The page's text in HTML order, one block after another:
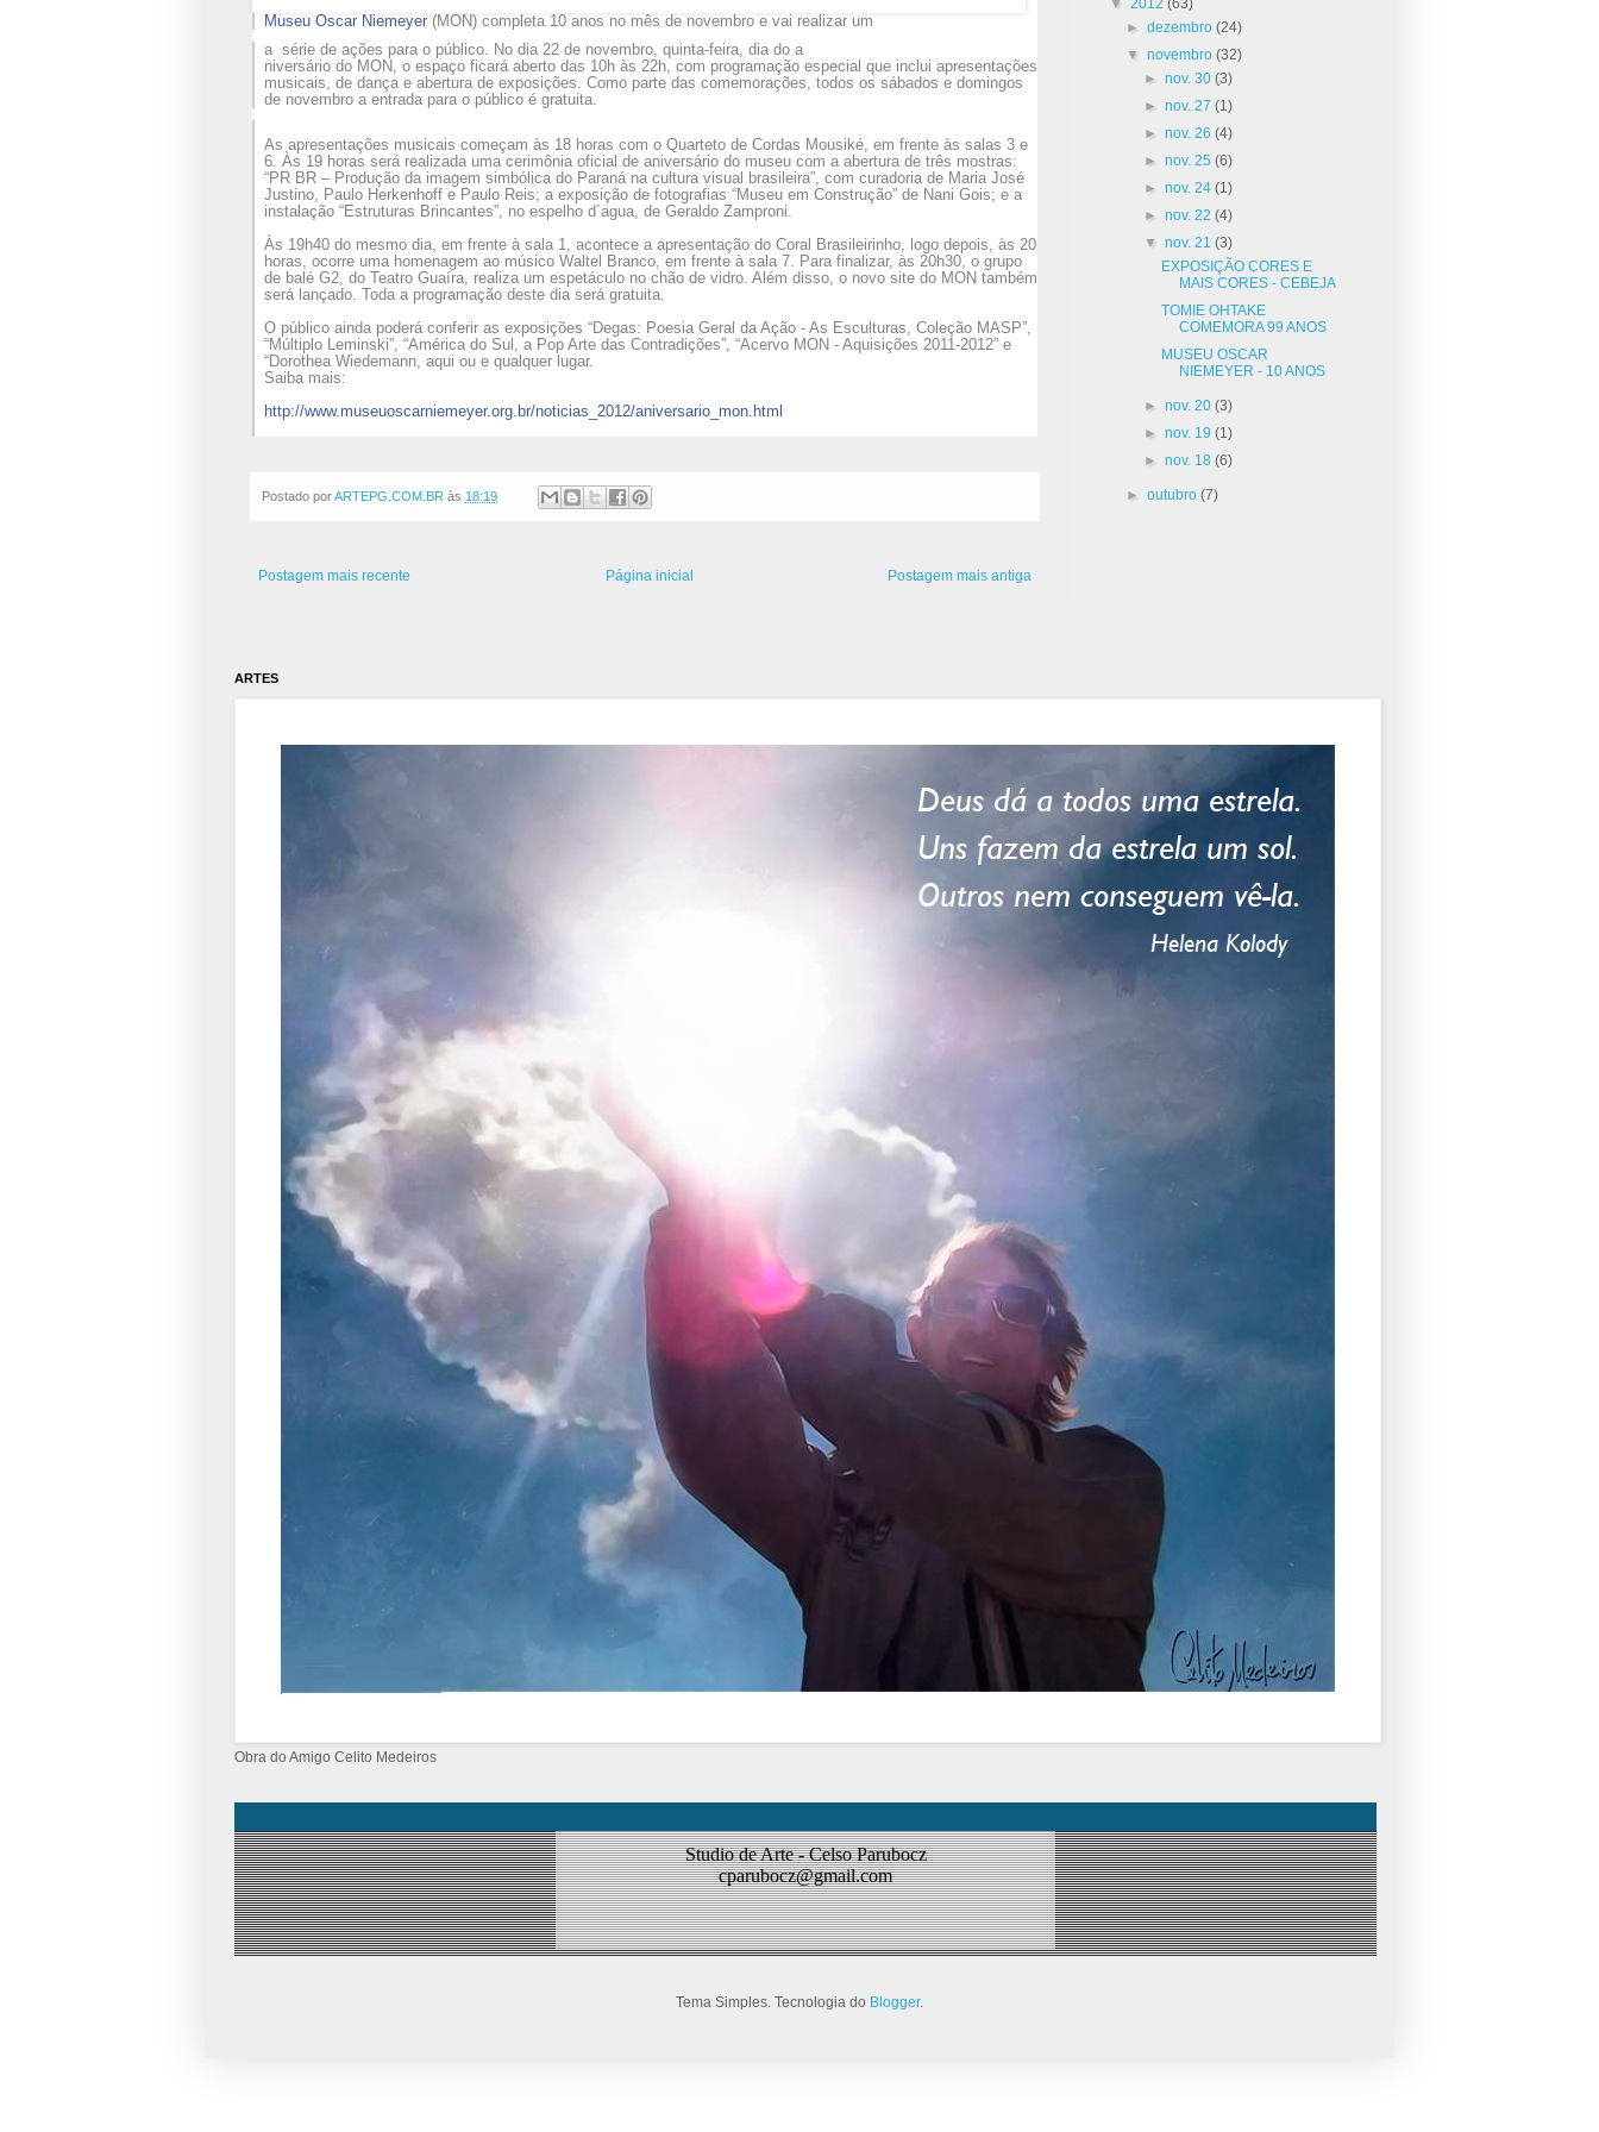
Museu Oscar Niemeyer (MON) completa 10 anos no mês de novembro e vai realizar um
a série de ações para o público. No dia 22 de novembro, quinta-feira, dia do a
niversário do MON, o espaço ficará aberto das 10h às 22h, com programação especial que inclui apresentações
musicais, de dança e abertura de exposições. Como parte das comemorações, todos os sábados e domingos
de novembro a entrada para o público é gratuita.
As apresentações musicais começam às 18 horas com o Quarteto de Cordas Mousiké, em frente às salas 3 e
6. Às 19 horas será realizada uma cerimônia oficial de aniversário do museu com a abertura de três mostras:
“PR BR – Produção da imagem simbólica do Paraná na cultura visual brasileira”, com curadoria de Maria José
Justino, Paulo Herkenhoff e Paulo Reis; a exposição de fotografias “Museu em Construção” de Nani Gois; e a
instalação “Estruturas Brincantes”, no espelho d´agua, de Geraldo Zamproni.
Às 19h40 do mesmo dia, em frente à sala 1, acontece a apresentação do Coral Brasileirinho, logo depois, às 20
horas, ocorre uma homenagem ao músico Waltel Branco, em frente à sala 7. Para finalizar, às 20h30, o grupo
de balé G2, do Teatro Guaíra, realiza um espetáculo no chão de vidro. Além disso, o novo site do MON também
será lançado. Toda a programação deste dia será gratuita.
O público ainda poderá conferir as exposições “Degas: Poesia Geral da Ação - As Esculturas, Coleção MASP”,
“Múltiplo Leminski”, “América do Sul, a Pop Arte das Contradições”, “Acervo MON - Aquisições 2011-2012” e
“Dorothea Wiedemann, aqui ou e qualquer lugar.
Saiba mais:
http://www.museuoscarniemeyer.org.br/noticias_2012/aniversario_mon.html
Postado porARTEPG.COM.BR às 18:19
Postagem mais recente Postagem mais antiga
Página inicial
►dezembro(24)
▼novembro(32)
► nov. 30 (3)
► nov. 27 (1)
► nov. 26 (4)
► nov. 25 (6)
► nov. 24 (1)
► nov. 22 (4)
▼ nov. 21 (3)
EXPOSIÇÃO CORES E
MAIS CORES - CEBEJA
TOMIE OHTAKE
COMEMORA 99 ANOS
MUSEU OSCAR
NIEMEYER - 10 ANOS
► nov. 20 (3)
► nov. 19 (1)
► nov. 18 (6)
►outubro(7)
ARTES
Obra do Amigo Celito Medeiros
Studio de Arte - Celso Parubocz
cparubocz@gmail.com
Tema Simples. Tecnologia do Blogger.